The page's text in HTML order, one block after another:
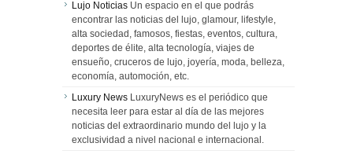
Lujo Noticias Un espacio en el que podrás
encontrar las noticias del lujo, glamour, lifestyle,
alta sociedad, famosos, fiestas, eventos, cultura,
deportes de élite, alta tecnología, viajes de
ensueño, cruceros de lujo, joyería, moda, belleza,
economía, automoción, etc.
Luxury News LuxuryNews es el periódico que
necesita leer para estar al día de las mejores
noticias del extraordinario mundo del lujo y la
exclusividad a nivel nacional e internacional.